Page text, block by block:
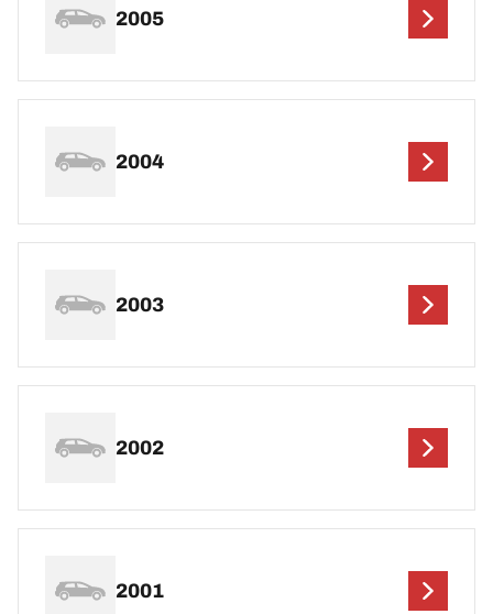
2005
2004
2003
2002
2001